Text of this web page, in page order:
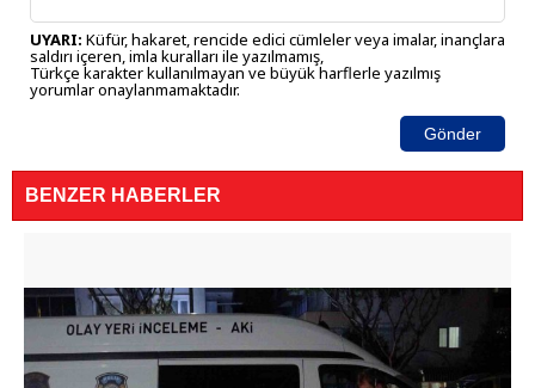
UYARI: Küfür, hakaret, rencide edici cümleler veya imalar, inançlara
saldırı içeren, imla kuralları ile yazılmamış,
Türkçe karakter kullanılmayan ve büyük harflerle yazılmış
yorumlar onaylanmamaktadır.
Gönder
BENZER HABERLER